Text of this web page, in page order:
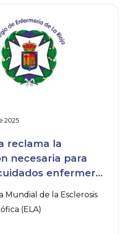
2025
reclama la
necesaria para
enfermeros
Mundial de la Esclerosis
(ELA)